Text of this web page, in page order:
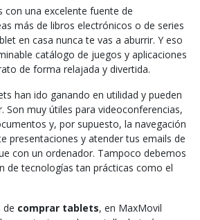
con una excelente fuente de
más de libros electrónicos o de series
en casa nunca te vas a aburrir. Y eso
catálogo de juegos y aplicaciones
de forma relajada y divertida.
han ido ganando en utilidad y pueden
Son muy útiles para videoconferencias,
y, por supuesto, la navegación
presentaciones y atender tus emails de
con un ordenador. Tampoco debemos
de tecnologías tan prácticas como el
de comprar tablets, en MaxMovil